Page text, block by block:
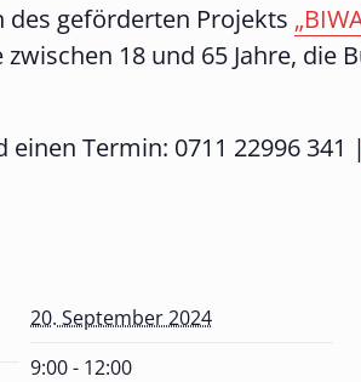
des geförderten Projekts
18 und 65 Jahre,
Termin: 0711 22996 341 |
20. September 2024
9:00 - 12:00